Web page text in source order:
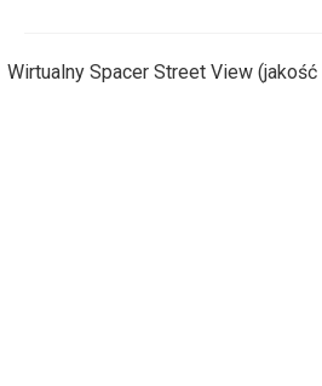
Wirtualny Spacer Street View (jakość